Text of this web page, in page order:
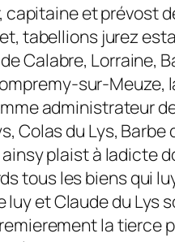
et prévost
tabellions jurez
Calabre, Lorraine,
sur-Meuze,
administrateur
Colas du Lys, Barbe
plaist à ladicte
tous les biens qui
luy et Claude du Lys
la tierce